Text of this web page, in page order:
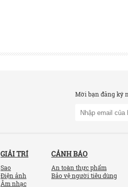
Mời bạn đăng ký
GIẢI TRÍ
Sao
Điện ảnh
Âm nhạc
CẢNH BÁO
An toàn thực phẩm
Bảo vệ người tiêu dùng